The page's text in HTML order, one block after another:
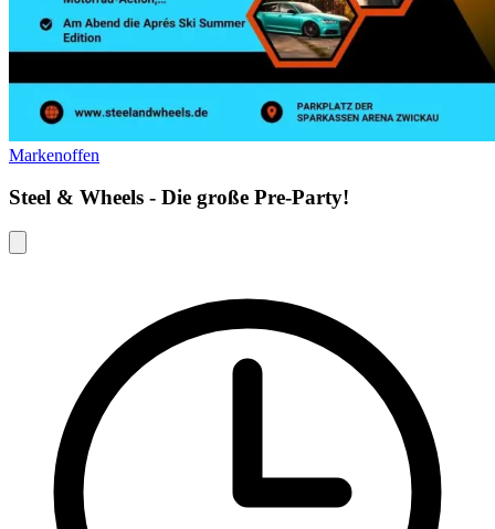
Markenoffen
Steel & Wheels - Die große Pre-Party!